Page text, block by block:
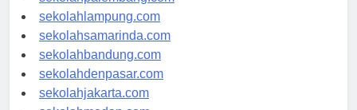
sekolahpalembang.com
sekolahlampung.com
sekolahsamarinda.com
sekolahbandung.com
sekolahdenpasar.com
sekolahjakarta.com